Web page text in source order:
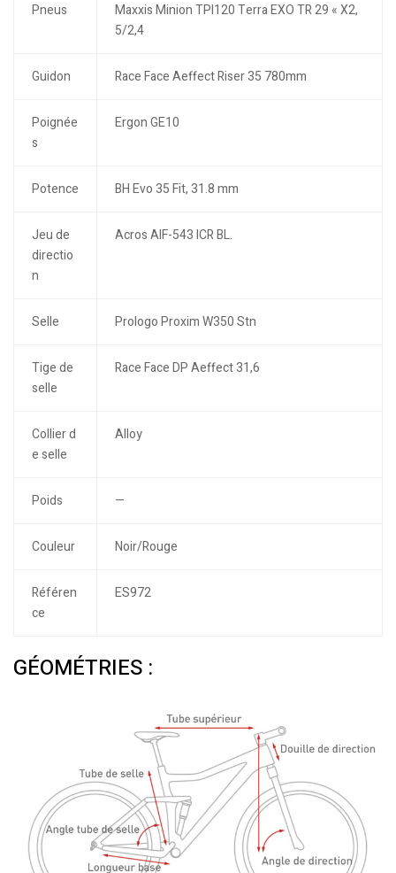
Pneus
Maxxis Minion TPI120 Terra EXO TR 29 « X2,
5/2,4
Guidon Race Face Aeffect Riser 35 780mm
Poignée
s
Ergon GE10
Potence BH Evo 35 Fit, 31.8 mm
Jeu de
directio
n
Acros AIF-543 ICR BL.
Selle Prologo Proxim W350 Stn
Tige de
selle
Race Face DP Aeffect 31,6
Collier d
e selle
Alloy
Poids —
Couleur Noir/Rouge
Référen
ce
ES972
GÉOMÉTRIES :